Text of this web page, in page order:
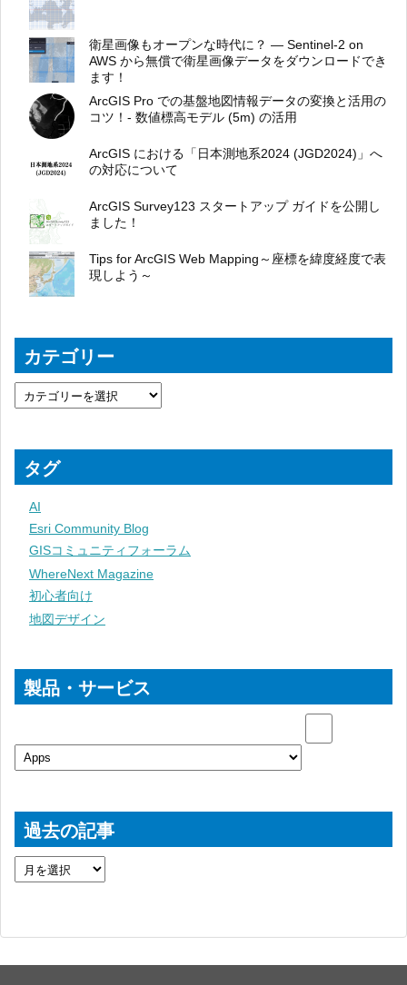
衛星画像もオープンな時代に？ ― Sentinel-2 on
AWS から無償で衛星画像データをダウンロードでき
ます！
ArcGIS Pro での基盤地図情報データの変換と活用の
コツ！- 数値標高モデル (5m) の活用
ArcGIS における「日本測地系2024 (JGD2024)」へ
の対応について
ArcGIS Survey123 スタートアップ ガイドを公開し
ました！
Tips for ArcGIS Web Mapping～座標を緯度経度で表
現しよう～
カテゴリー
タグ
AI
Esri Community Blog
GISコミュニティフォーラム
WhereNext Magazine
初心者向け
地図デザイン
製品・サービス
過去の記事